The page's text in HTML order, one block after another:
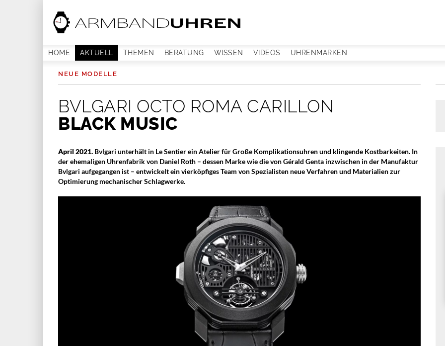
HOME AKTUELL THEMEN BERATUNG WISSEN VIDEOS UHRENMARKEN
NEUE MODELLE
BVLGARI OCTO ROMA CARILLON
BLACK MUSIC
April 2021. Bvlgari unterhält in Le Sentier ein Atelier für Große Komplikationsuhren und klingende Kostbarkeiten. In
der ehemaligen Uhrenfabrik von Daniel Roth – dessen Marke wie die von Gérald Genta inzwischen in der Manufaktur
Bvlgari aufgegangen ist – entwickelt ein vierköpfiges Team von Spezialisten neue Verfahren und Materialien zur
Optimierung mechanischer Schlagwerke.